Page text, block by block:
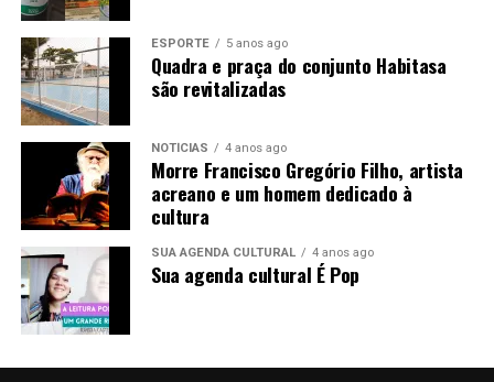
ESPORTE 5 anos ago
Quadra e praça do conjunto Habitasa
são revitalizadas
NOTÍCIAS 4 anos ago
Morre Francisco Gregório Filho, artista
acreano e um homem dedicado à
cultura
SUA AGENDA CULTURAL 4 anos ago
Sua agenda cultural É Pop